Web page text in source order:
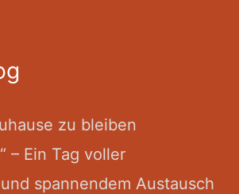
zu bleiben
– Ein Tag voller
spannendem Austausch